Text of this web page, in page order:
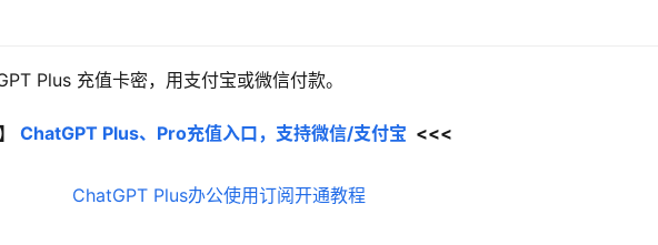
Plus 充值卡密，用支付宝或微信付款。
ChatGPT Plus、Pro充值入口，支持微信/支付宝
  <<<